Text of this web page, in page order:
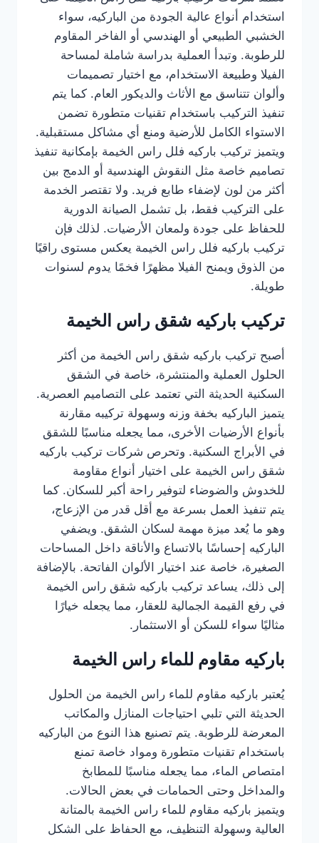
استخدام أنواع عالية الجودة من الباركيه، سواء
الخشبي الطبيعي أو الهندسي أو الفاخر المقاوم
للرطوبة. وتبدأ العملية بدراسة شاملة لمساحة
الفيلا وطبيعة الاستخدام، مع اختيار تصميمات
وألوان تتناسق مع الأثاث والديكور العام. كما يتم
تنفيذ التركيب باستخدام تقنيات متطورة تضمن
الاستواء الكامل للأرضية ومنع أي مشاكل مستقبلية.
ويتميز تركيب باركيه فلل راس الخيمة بإمكانية تنفيذ
تصاميم خاصة مثل النقوش الهندسية أو الدمج بين
أكثر من لون لإضفاء طابع فريد. ولا تقتصر الخدمة
على التركيب فقط، بل تشمل الصيانة الدورية
للحفاظ على جودة ولمعان الأرضيات. لذلك فإن
تركيب باركيه فلل راس الخيمة يعكس مستوى راقيًا
من الذوق ويمنح الفيلا مظهرًا فخمًا يدوم لسنوات
طويلة.
تركيب باركيه شقق راس الخيمة
أصبح تركيب باركيه شقق راس الخيمة من أكثر
الحلول العملية والمنتشرة، خاصة في الشقق
السكنية الحديثة التي تعتمد على التصاميم العصرية.
يتميز الباركيه بخفة وزنه وسهولة تركيبه مقارنة
بأنواع الأرضيات الأخرى، مما يجعله مناسبًا للشقق
في الأبراج السكنية. وتحرص شركات تركيب باركيه
شقق راس الخيمة على اختيار أنواع مقاومة
للخدوش والضوضاء لتوفير راحة أكبر للسكان. كما
يتم تنفيذ العمل بسرعة مع أقل قدر من الإزعاج،
وهو ما يُعد ميزة مهمة لسكان الشقق. ويضفي
الباركيه إحساسًا بالاتساع والأناقة داخل المساحات
الصغيرة، خاصة عند اختيار الألوان الفاتحة. بالإضافة
إلى ذلك، يساعد تركيب باركيه شقق راس الخيمة
في رفع القيمة الجمالية للعقار، مما يجعله خيارًا
مثاليًا سواء للسكن أو الاستثمار.
باركيه مقاوم للماء راس الخيمة
يُعتبر باركيه مقاوم للماء راس الخيمة من الحلول
الحديثة التي تلبي احتياجات المنازل والمكاتب
المعرضة للرطوبة. يتم تصنيع هذا النوع من الباركيه
باستخدام تقنيات متطورة ومواد خاصة تمنع
امتصاص الماء، مما يجعله مناسبًا للمطابخ
والمداخل وحتى الحمامات في بعض الحالات.
ويتميز باركيه مقاوم للماء راس الخيمة بالمتانة
العالية وسهولة التنظيف، مع الحفاظ على الشكل